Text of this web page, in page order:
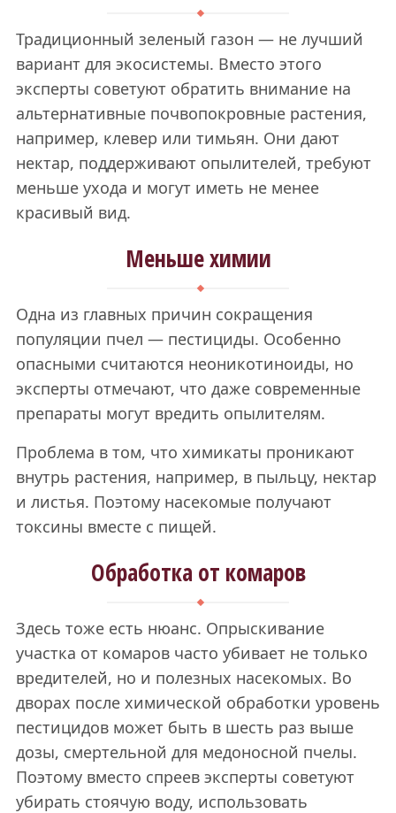
Традиционный зеленый газон — не лучший
вариант для экосистемы. Вместо этого
эксперты советуют обратить внимание на
альтернативные почвопокровные растения,
например, клевер или тимьян. Они дают
нектар, поддерживают опылителей, требуют
меньше ухода и могут иметь не менее
красивый вид.
Меньше химии
Одна из главных причин сокращения
популяции пчел — пестициды. Особенно
опасными считаются неоникотиноиды, но
эксперты отмечают, что даже современные
препараты могут вредить опылителям.
Проблема в том, что химикаты проникают
внутрь растения, например, в пыльцу, нектар
и листья. Поэтому насекомые получают
токсины вместе с пищей.
Обработка от комаров
Здесь тоже есть нюанс. Опрыскивание
участка от комаров часто убивает не только
вредителей, но и полезных насекомых. Во
дворах после химической обработки уровень
пестицидов может быть в шесть раз выше
дозы, смертельной для медоносной пчелы.
Поэтому вместо спреев эксперты советуют
убирать стоячую воду, использовать